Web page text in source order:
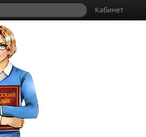
Кабинет